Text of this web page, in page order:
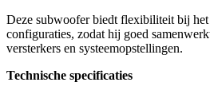
Deze subwoofer biedt flexibiliteit bij
configuraties, zodat hij goed
versterkers en systeemopstellingen.
Technische specificaties